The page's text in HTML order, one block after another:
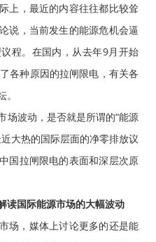
上，最近的内容往往都比较耸
说，当前发生的能源危机会逼
程。在国内，从去年9月开始
各种原因的拉闸限电，有关各
场波动，是否就是所谓的“能源
大热的国际层面的净零排放议
国拉闸限电的表面和深层次原
读国际能源市场的大幅波动
场，媒体上讨论更多的还是能